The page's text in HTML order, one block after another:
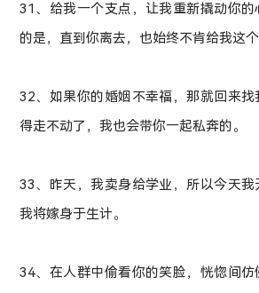
31、给我一个支点，让我重新撬动你的
的是，直到你离去，也始终不肯给我这个
32、如果你的婚姻不幸福，那就回来
得走不动了，我也会带你一起私奔的。
33、昨天，我卖身给学业，所以今天我
我将嫁身于生计。
34、在人群中偷看你的笑脸，恍惚间